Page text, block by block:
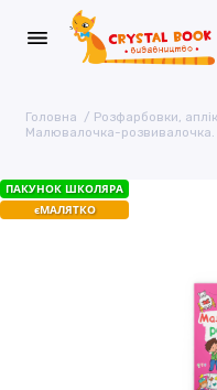
Головна Розфарбовки,
Малювалочка-розвивалочка.
ПАКУНОК ШКОЛЯРА
єМАЛЯТКО